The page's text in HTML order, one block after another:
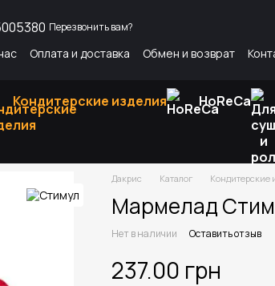
Перезвонить вам?
Оплата и доставка Обмен и возврат
Кондитерские изделия HoReCa
Дакрис Каталог Кондитерские
Мармелад
Нет в наличии Оставить отзыв
237.00 грн